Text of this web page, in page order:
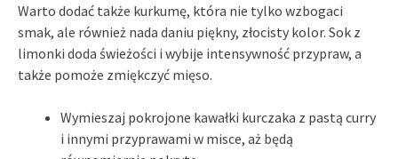
Warto dodać także kurkumę, która nie tylko wzbogaci
smak, ale również nada daniu piękny, złocisty kolor. Sok z
limonki doda świeżości i wybije intensywność przypraw, a
także pomoże zmiękczyć mięso.
Wymieszaj pokrojone kawałki kurczaka z pastą curry
i innymi przyprawami w misce, aż będą